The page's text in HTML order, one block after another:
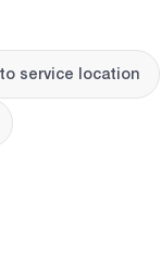
service location